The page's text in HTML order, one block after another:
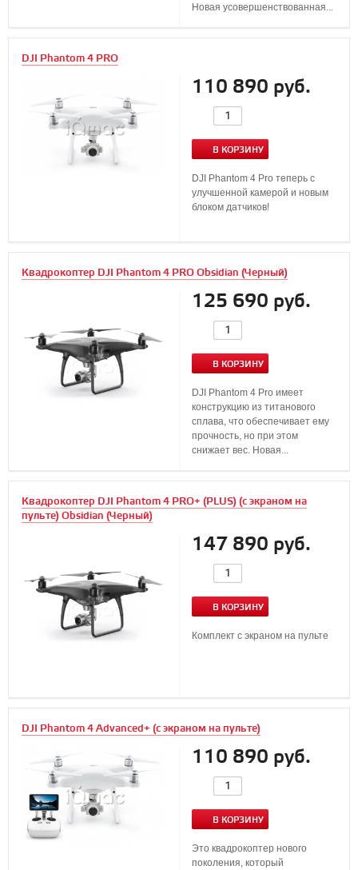
Новая усовершенствованная...
DJI Phantom 4 PRO
110 890 руб.
В КОРЗИНУ
DJI Phantom 4 Pro теперь с
улучшенной камерой и новым
блоком датчиков!
Квадрокоптер DJI Phantom 4 PRO Obsidian (Черный)
125 690 руб.
В КОРЗИНУ
DJI Phantom 4 Pro имеет
конструкцию из титанового
сплава, что обеспечивает ему
прочность, но при этом
снижает вес. Новая...
Квадрокоптер DJI Phantom 4 PRO+ (PLUS) (с экраном на
пульте) Obsidian (Черный)
147 890 руб.
В КОРЗИНУ
Комплект с экраном на пульте
DJI Phantom 4 Advanced+ (с экраном на пульте)
110 890 руб.
В КОРЗИНУ
Это квадрокоптер нового
поколения, который